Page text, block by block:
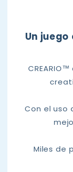
Un
Con el uso
Miles de